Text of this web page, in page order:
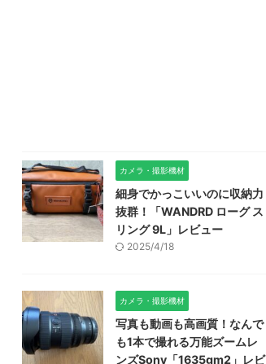
カメラ・撮影機材
細身でかっこいいのに収納力
抜群！「WANDRD ローグ ス
リング 9L」レビュー
2025/4/18
カメラ・撮影機材
写真も動画も高画質！なんで
も1本で撮れる万能ズームレ
ンズSony「1635gm2」レビ